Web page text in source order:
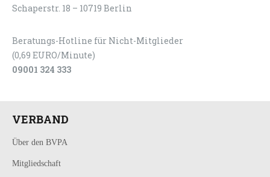
Schaperstr. 18 – 10719 Berlin
Beratungs-Hotline für Nicht-Mitglieder
(0,69 EURO/Minute)
09001 324 333
VERBAND
Über den BVPA
Mitgliedschaft